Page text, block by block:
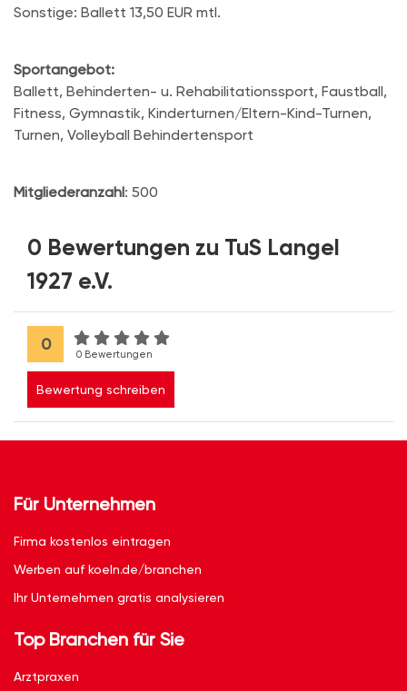
Sonstige: Ballett 13,50 EUR mtl.
Sportangebot:
Ballett, Behinderten- u. Rehabilitationssport, Faustball,
Fitness, Gymnastik, Kinderturnen/Eltern-Kind-Turnen,
Turnen, Volleyball Behindertensport
Mitgliederanzahl: 500
0 Bewertungen zu TuS Langel
1927 e.V.
0
0 Bewertungen
Bewertung schreiben
Für Unternehmen
Firma kostenlos eintragen
Werben auf koeln.de/branchen
Ihr Unternehmen gratis analysieren
Top Branchen für Sie
Arztpraxen